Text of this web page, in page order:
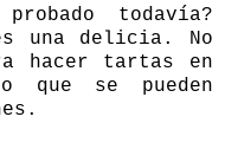
todavía?
una delicia. No
hacer tartas en
que se pueden